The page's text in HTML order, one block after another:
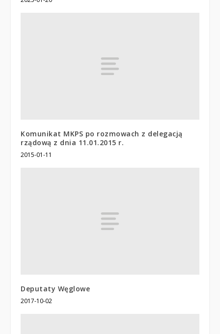
Komunikat MKPS po rozmowach z delegacją
rządową z dnia 11.01.2015 r.
2015-01-11
Deputaty Węglowe
2017-10-02